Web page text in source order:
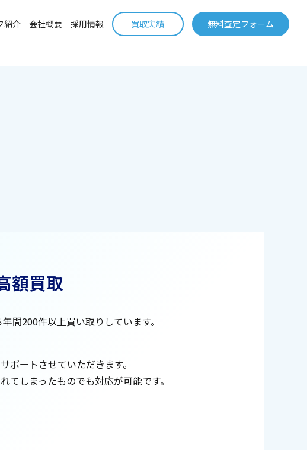
紹介 会社概要 採用情報 買取実績 無料査定フォーム
額買取
間200件以上買い取りしています。
ートさせていただきます。
しまったものでも対応が可能です。